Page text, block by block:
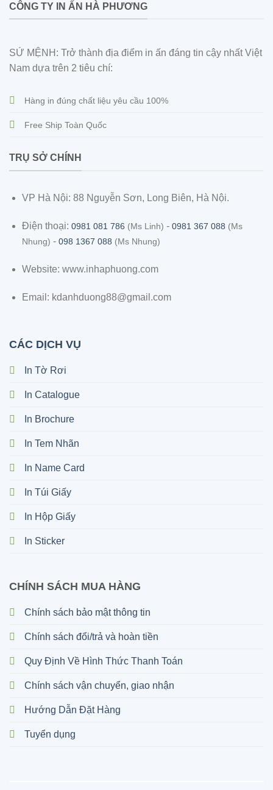
CÔNG TY IN ẤN HÀ PHƯƠNG
SỨ MỆNH: Trở thành địa điểm in ấn đáng tin cậy nhất Việt
Nam dựa trên 2 tiêu chí:
Hàng in đúng chất liệu yêu cầu 100%
Free Ship Toàn Quốc
TRỤ SỞ CHÍNH
VP Hà Nội: 88 Nguyễn Sơn, Long Biên, Hà Nội.
Điện thoại: 0981 081 786 (Ms Linh) - 0981 367 088 (Ms
Nhung) - 098 1367 088 (Ms Nhung)
Website: www.inhaphuong.com
Email: kdanhduong88@gmail.com
CÁC DỊCH VỤ
In Tờ Rơi
In Catalogue
In Brochure
In Tem Nhãn
In Name Card
In Túi Giấy
In Hộp Giấy
In Sticker
CHÍNH SÁCH MUA HÀNG
Chính sách bảo mật thông tin
Chính sách đổi/trả và hoàn tiền
Quy Định Về Hình Thức Thanh Toán
Chính sách vận chuyển, giao nhận
Hướng Dẫn Đặt Hàng
Tuyển dụng